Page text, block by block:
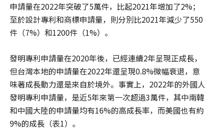
申請量在2022年突破了5萬件，比起2021年增加了2%；
至於設計專利和商標申請量，則分別比2021年減少了550
件（7%）和1200件（1%）。
發明專利申請量在2020年後，已經連續2年呈現正成長，
但台灣本地的申請量在2022年還呈現0.8%微幅衰退，意
味著成長動力還是來自於境外。事實上，2022年的外國人
發明專利申請量，是近5年來第一次超過3萬件，其中南韓
和中國大陸的申請量均有16%的高成長率，而美國也有約
9%的成長（表1）。